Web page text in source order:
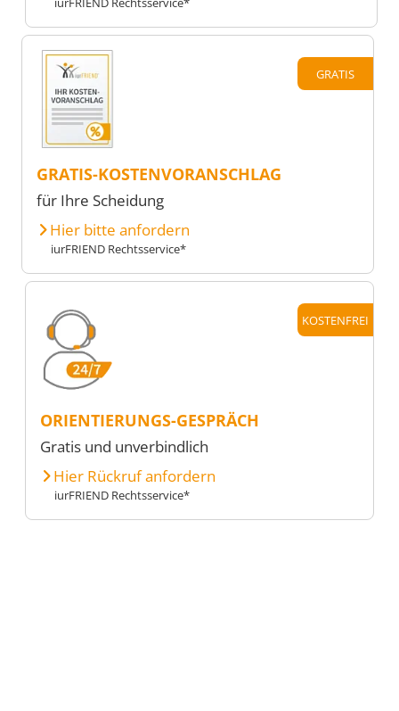
GRATIS
GRATIS-KOSTENVORANSCHLAG
für Ihre Scheidung
Hier bitte anfordern
iurFRIEND Rechtsservice*
KOSTENFREI
ORIENTIERUNGS-GESPRÄCH
Gratis und unverbindlich
Hier Rückruf anfordern
iurFRIEND Rechtsservice*